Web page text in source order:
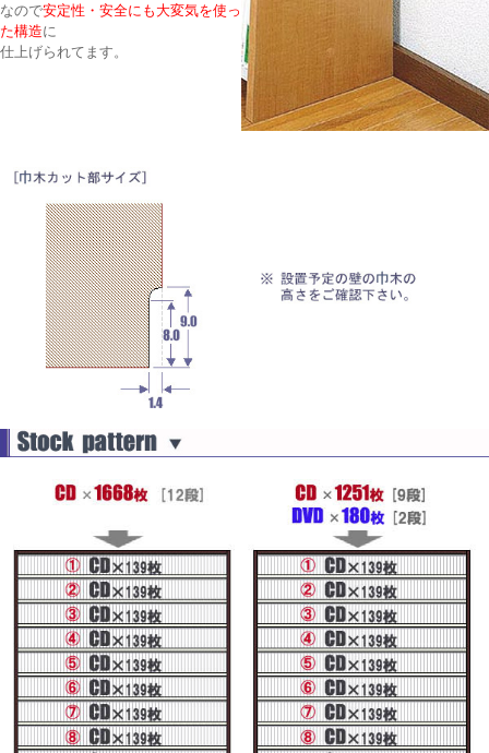
なので安定性・安全にも大変気を使っ
た構造に
仕上げられてます。